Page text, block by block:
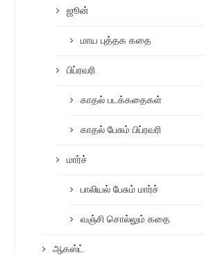
ஜூன்
மாய புத்தக கதை
பிப்ரவரி
காதல் படக்கதைகள்
காதல் பேசும் பிப்ரவரி
மார்ச்
பாலியல் பேசும் மார்ச்
வஞ்சி சொல்லும் கதை
ஆகஸ்ட்